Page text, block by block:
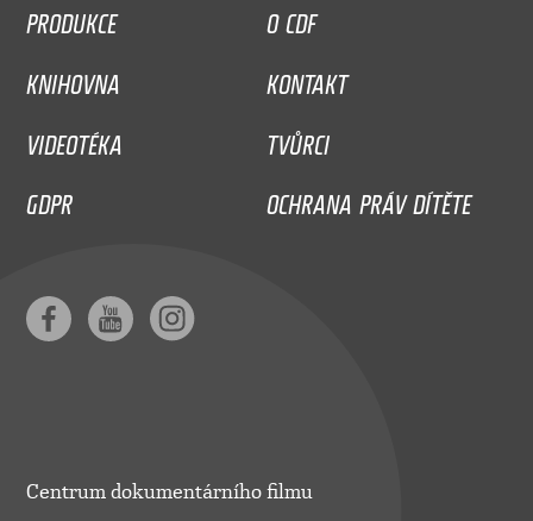
PRODUKCE
O CDF
KNIHOVNA
KONTAKT
VIDEOTÉKA
TVŮRCI
GDPR
OCHRANA PRÁV DÍTĚTE
Centrum dokumentárního filmu